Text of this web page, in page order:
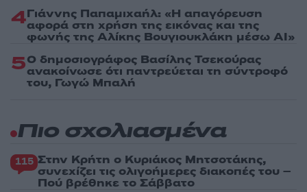
4Γιάννης Παπαμιχαήλ: «Η απαγόρευση
αφορά στη χρήση της εικόνας και της
φωνής της Αλίκης Βουγιουκλάκη μέσω AI»
5Ο δημοσιογράφος Βασίλης Τσεκούρας
ανακοίνωσε ότι παντρεύεται τη σύντροφό
του, Γωγώ Μπαλή
Πιο σχολιασμένα
115 Στην Κρήτη ο Κυριάκος Μητσοτάκης,
συνεχίζει τις ολιγοήμερες διακοπές του –
Πού βρέθηκε το Σάββατο